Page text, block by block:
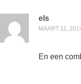
els
MAART 11,
En een